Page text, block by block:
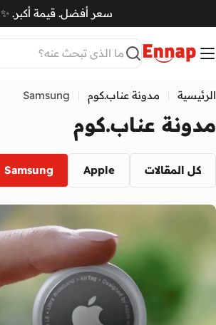
to
سعر أفضل. قيمة أكبر. ✨
بحث
الرئيسية مدونة عناب.كوم Samsung
م
د
ن
ة
ع
ا
ب
مدونة عناب.كوم
كل المقالات Apple
Samsung